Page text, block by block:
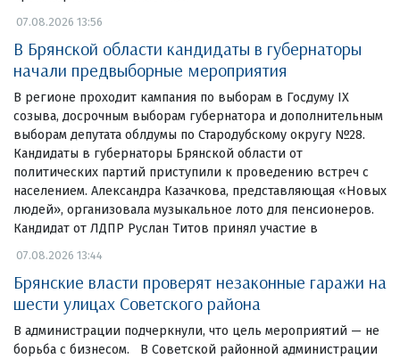
07.08.2026 13:56
В Брянской области кандидаты в губернаторы
начали предвыборные мероприятия
В регионе проходит кампания по выборам в Госдуму IX
созыва, досрочным выборам губернатора и дополнительным
выборам депутата облдумы по Стародубскому округу №28.
Кандидаты в губернаторы Брянской области от
политических партий приступили к проведению встреч с
населением. Александра Казачкова, представляющая «Новых
людей», организовала музыкальное лото для пенсионеров.
Кандидат от ЛДПР Руслан Титов принял участие в
07.08.2026 13:44
Брянские власти проверят незаконные гаражи на
шести улицах Советского района
В администрации подчеркнули, что цель мероприятий — не
борьба с бизнесом. В Советской районной администрации